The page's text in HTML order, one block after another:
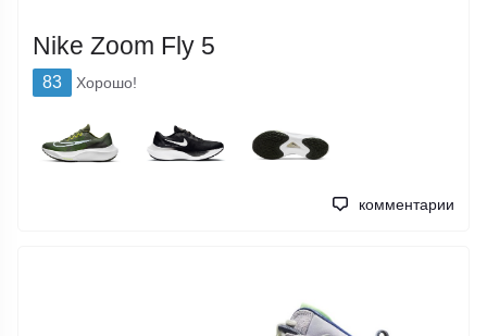
Nike Zoom Fly 5
83 Хорошо!
комментарии